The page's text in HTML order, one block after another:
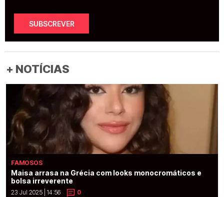
SUBSCREVER
+ NOTÍCIAS
FAMOSOS
Maisa arrasa na Grécia com looks monocromáticos e
bolsa irreverente
23 Jul 2025 | 14:56 0